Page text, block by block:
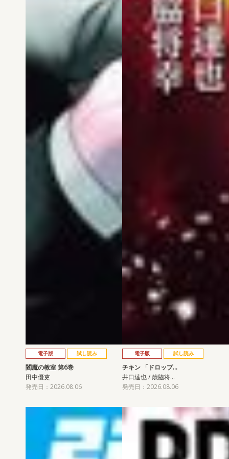
電子版 試し読み
閻魔の教室 第6巻
田中優吏
発売日：2026.08.06
電子版 試し読み
チキン 「ドロップ…
井口達也 / 歳脇将…
発売日：2026.08.06